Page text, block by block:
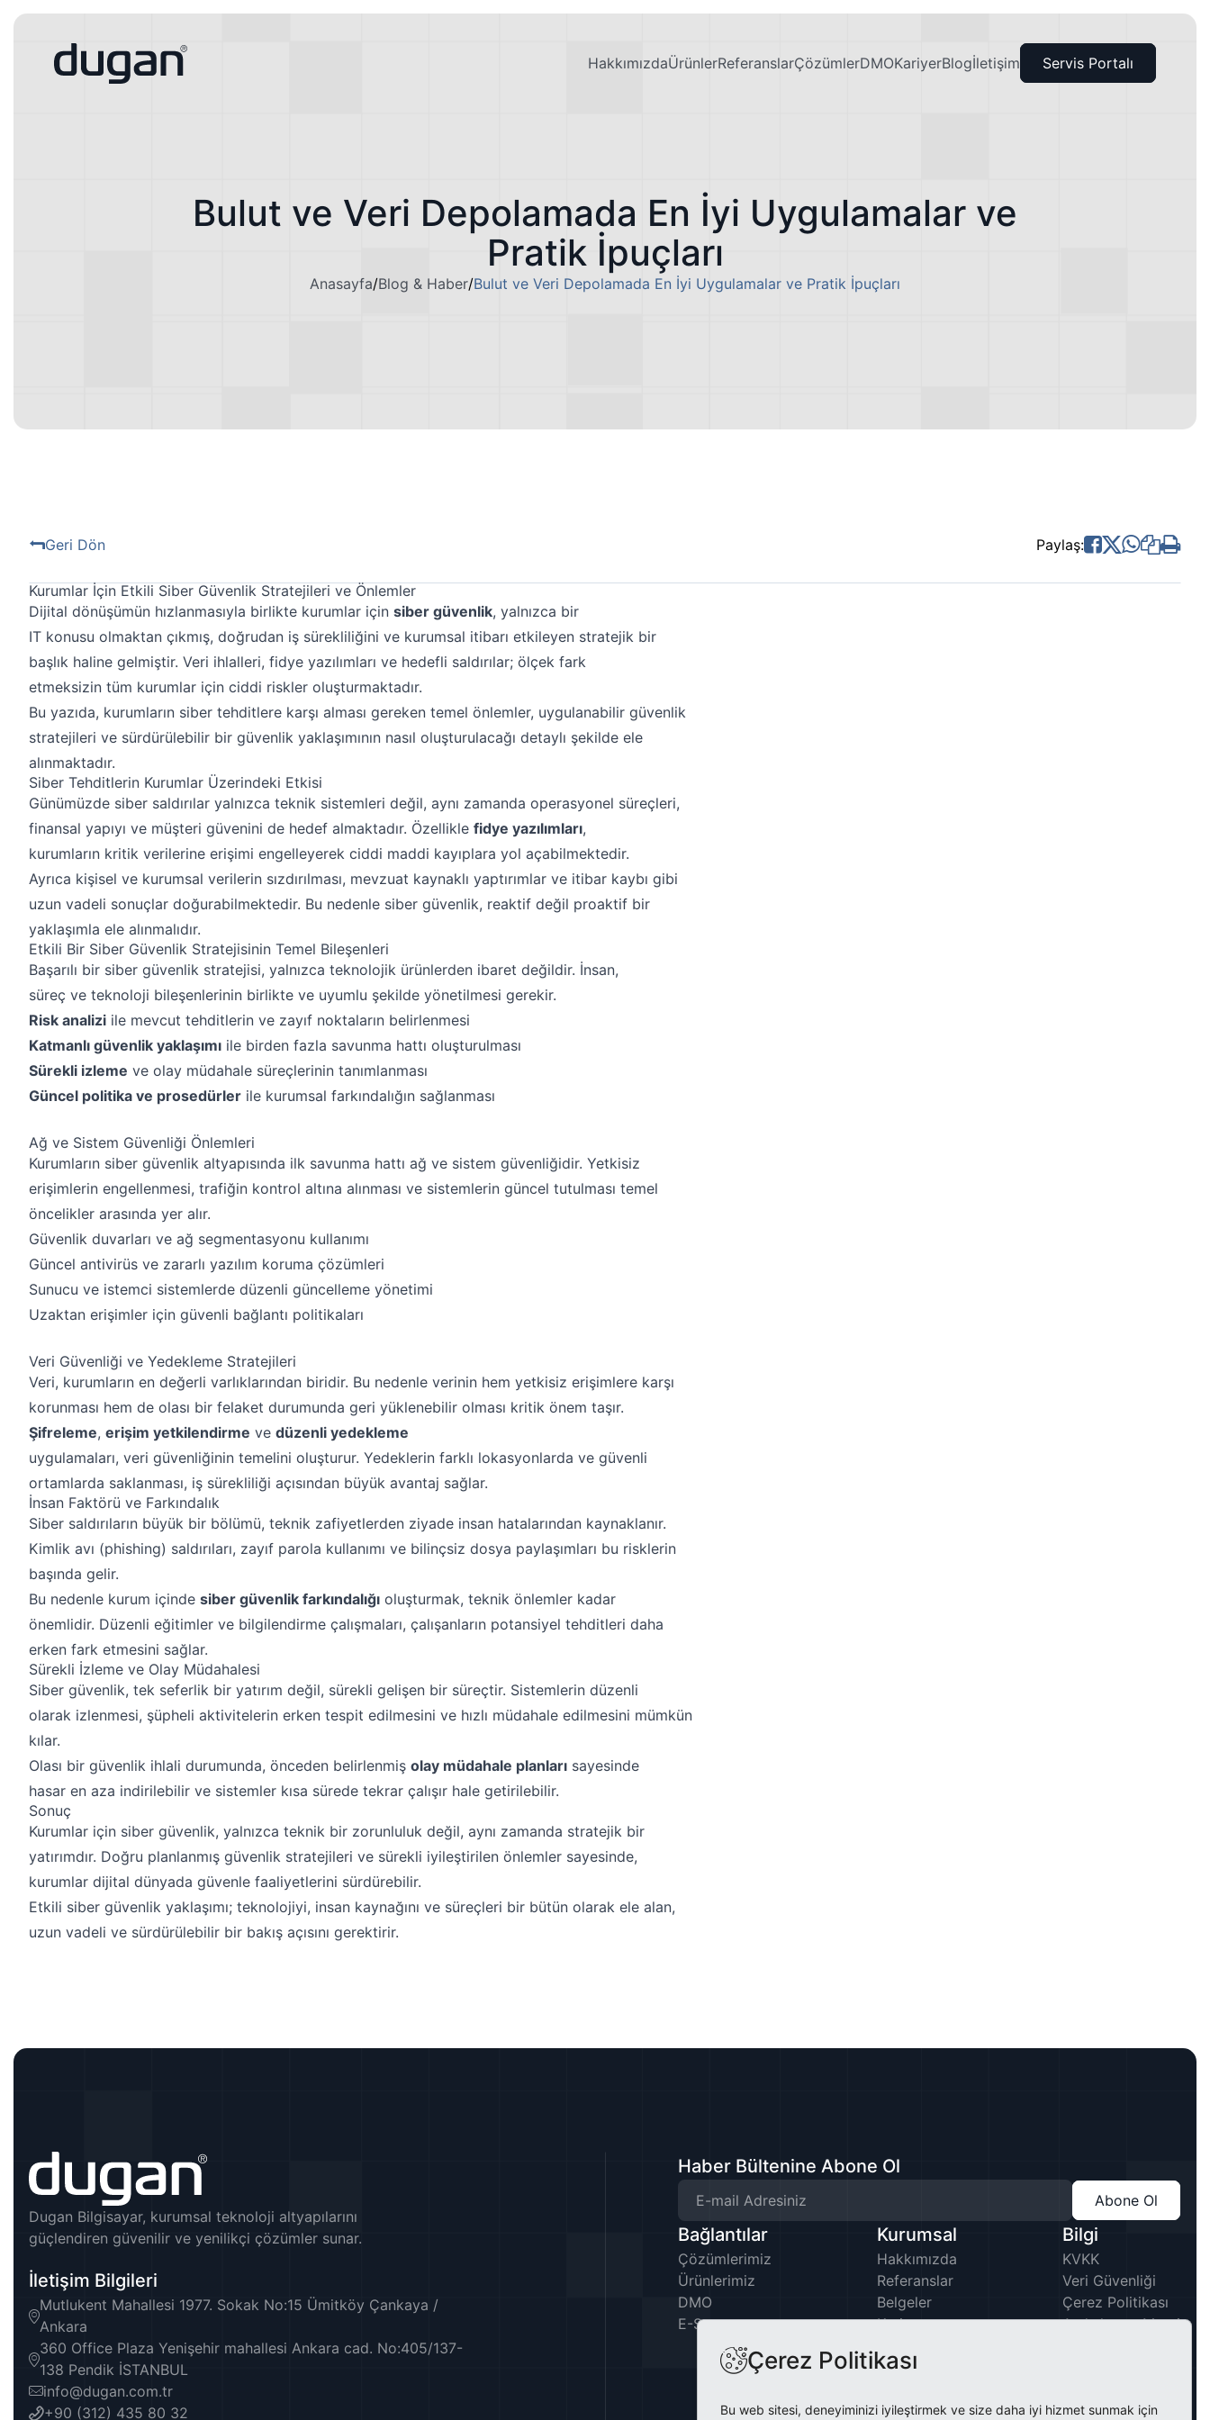
HakkımızdaÜrünlerReferanslarÇözümlerDMOKariyerBlogİletişim Servis Portalı
Bulut ve Veri Depolamada En İyi Uygulamalar ve
Pratik İpuçları
Anasayfa/Blog & Haber/Bulut ve Veri Depolamada En İyi Uygulamalar ve Pratik İpuçları
Geri Dön Paylaş:
Kurumlar İçin Etkili Siber Güvenlik Stratejileri ve Önlemler
Dijital dönüşümün hızlanmasıyla birlikte kurumlar için siber güvenlik, yalnızca bir
IT konusu olmaktan çıkmış, doğrudan iş sürekliliğini ve kurumsal itibarı etkileyen stratejik bir
başlık haline gelmiştir. Veri ihlalleri, fidye yazılımları ve hedefli saldırılar; ölçek fark
etmeksizin tüm kurumlar için ciddi riskler oluşturmaktadır.
Bu yazıda, kurumların siber tehditlere karşı alması gereken temel önlemler, uygulanabilir güvenlik
stratejileri ve sürdürülebilir bir güvenlik yaklaşımının nasıl oluşturulacağı detaylı şekilde ele
alınmaktadır.
Siber Tehditlerin Kurumlar Üzerindeki Etkisi
Günümüzde siber saldırılar yalnızca teknik sistemleri değil, aynı zamanda operasyonel süreçleri,
finansal yapıyı ve müşteri güvenini de hedef almaktadır. Özellikle fidye yazılımları,
kurumların kritik verilerine erişimi engelleyerek ciddi maddi kayıplara yol açabilmektedir.
Ayrıca kişisel ve kurumsal verilerin sızdırılması, mevzuat kaynaklı yaptırımlar ve itibar kaybı gibi
uzun vadeli sonuçlar doğurabilmektedir. Bu nedenle siber güvenlik, reaktif değil proaktif bir
yaklaşımla ele alınmalıdır.
Etkili Bir Siber Güvenlik Stratejisinin Temel Bileşenleri
Başarılı bir siber güvenlik stratejisi, yalnızca teknolojik ürünlerden ibaret değildir. İnsan,
süreç ve teknoloji bileşenlerinin birlikte ve uyumlu şekilde yönetilmesi gerekir.
Risk analizi ile mevcut tehditlerin ve zayıf noktaların belirlenmesi
Katmanlı güvenlik yaklaşımı ile birden fazla savunma hattı oluşturulması
Sürekli izleme ve olay müdahale süreçlerinin tanımlanması
Güncel politika ve prosedürler ile kurumsal farkındalığın sağlanması
Ağ ve Sistem Güvenliği Önlemleri
Kurumların siber güvenlik altyapısında ilk savunma hattı ağ ve sistem güvenliğidir. Yetkisiz
erişimlerin engellenmesi, trafiğin kontrol altına alınması ve sistemlerin güncel tutulması temel
öncelikler arasında yer alır.
Güvenlik duvarları ve ağ segmentasyonu kullanımı
Güncel antivirüs ve zararlı yazılım koruma çözümleri
Sunucu ve istemci sistemlerde düzenli güncelleme yönetimi
Uzaktan erişimler için güvenli bağlantı politikaları
Veri Güvenliği ve Yedekleme Stratejileri
Veri, kurumların en değerli varlıklarından biridir. Bu nedenle verinin hem yetkisiz erişimlere karşı
korunması hem de olası bir felaket durumunda geri yüklenebilir olması kritik önem taşır.
Şifreleme, erişim yetkilendirme ve düzenli yedekleme
uygulamaları, veri güvenliğinin temelini oluşturur. Yedeklerin farklı lokasyonlarda ve güvenli
ortamlarda saklanması, iş sürekliliği açısından büyük avantaj sağlar.
İnsan Faktörü ve Farkındalık
Siber saldırıların büyük bir bölümü, teknik zafiyetlerden ziyade insan hatalarından kaynaklanır.
Kimlik avı (phishing) saldırıları, zayıf parola kullanımı ve bilinçsiz dosya paylaşımları bu risklerin
başında gelir.
Bu nedenle kurum içinde siber güvenlik farkındalığı oluşturmak, teknik önlemler kadar
önemlidir. Düzenli eğitimler ve bilgilendirme çalışmaları, çalışanların potansiyel tehditleri daha
erken fark etmesini sağlar.
Sürekli İzleme ve Olay Müdahalesi
Siber güvenlik, tek seferlik bir yatırım değil, sürekli gelişen bir süreçtir. Sistemlerin düzenli
olarak izlenmesi, şüpheli aktivitelerin erken tespit edilmesini ve hızlı müdahale edilmesini mümkün
kılar.
Olası bir güvenlik ihlali durumunda, önceden belirlenmiş olay müdahale planları sayesinde
hasar en aza indirilebilir ve sistemler kısa sürede tekrar çalışır hale getirilebilir.
Sonuç
Kurumlar için siber güvenlik, yalnızca teknik bir zorunluluk değil, aynı zamanda stratejik bir
yatırımdır. Doğru planlanmış güvenlik stratejileri ve sürekli iyileştirilen önlemler sayesinde,
kurumlar dijital dünyada güvenle faaliyetlerini sürdürebilir.
Etkili siber güvenlik yaklaşımı; teknolojiyi, insan kaynağını ve süreçleri bir bütün olarak ele alan,
uzun vadeli ve sürdürülebilir bir bakış açısını gerektirir.
Dugan Bilgisayar, kurumsal teknoloji altyapılarını
güçlendiren güvenilir ve yenilikçi çözümler sunar.
İletişim Bilgileri
Mutlukent Mahallesi 1977. Sokak No:15 Ümitköy Çankaya /
Ankara
360 Office Plaza Yenişehir mahallesi Ankara cad. No:405/137-
138 Pendik İSTANBUL
info@dugan.com.tr
+90 (312) 435 80 32
Haber Bültenine Abone Ol
Abone Ol
Bağlantılar
Çözümlerimiz
Ürünlerimiz
DMO
E-Satış
Kurumsal
Hakkımızda
Referanslar
Belgeler
Kariyer
Bilgi
KVKK
Veri Güvenliği
Çerez Politikası
Aydınlatma Metni
Çerez Politikası
Bu web sitesi, deneyiminizi iyileştirmek ve size daha iyi hizmet sunmak için